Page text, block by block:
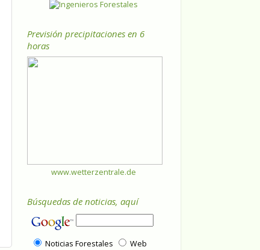
Previsión precipitaciones en 6
horas
www.wetterzentrale.de
Búsquedas de noticias, aquí
Noticias Forestales Web